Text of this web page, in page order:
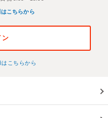
こちらから
ン
こちらから